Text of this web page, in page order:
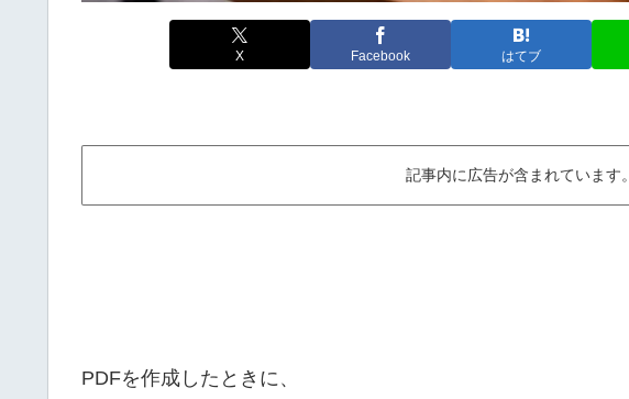
X Facebook はてブ
記事内に広告が含まれています。
PDFを作成したときに、